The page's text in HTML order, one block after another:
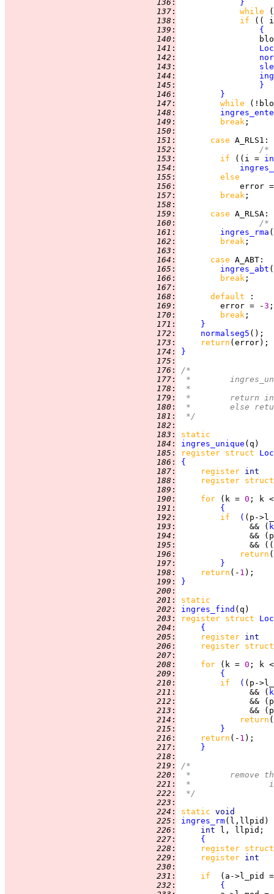
136 :
}
137 :
while
138 : if
((
139 :
{
140 :
141 :
142 :
143 :
144 :
145 :
}
146 :
}
147 :
while
148 :
149 : break
150 :
151 : case A_RLS1
152 :
/*
153 : if ((i =
154 :
155 :
else
156 :
error
157 : break
158 :
159 : case A_RLSA
160 :
/*
161 : ingres_rma
162 : break
163 :
164 : case A_ABT
165 :
ingres_abt
166 : break
167 :
168 : default
169 :
         error = -
3
170 : break
171 :
}
172 : normalseg5
173 : return
174 :
}
175 :
176 :
/*
177 :
*
178 :
*
179 :
*	return
180 :
*	else
181 :
*/
182 :
183 :
static
184 : ingres_unique
185 : register struct
186 :
{
187 : register
188 :
register
189 :
190 : for (k = 0 ; k
191 :
{
192 : if ( (p-
193 :
               && (
194 :
&&
195 :
&&
196 :
return
197 :
}
198 : return (- 1
199 :
}
200 :
201 :
static
202 : ingres_find
203 : register struct
204 :
{
205 : register
206 :
register
207 :
208 : for (k = 0 ; k
209 :
{
210 : if ( (p-
211 :
               && (
212 :
&&
213 :
&&
214 :
return
215 :
}
216 : return (- 1
217 :
}
218 :
219 :
/*
220 :
*	remove
221 :
222 :
*/
223 :
224 : static void
225 : ingres_rm
226 : int
227 :
{
228 :
register
229 : register
230 :
231 : if
(a->l_pid
232 :
{